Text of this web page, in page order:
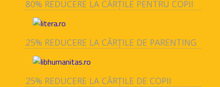
80% REDUCERE LA CĂRȚILE PENTRU COPII
25% REDUCERE LA CĂRȚILE DE PARENTING
25% REDUCERE LA CĂRȚILE DE COPII